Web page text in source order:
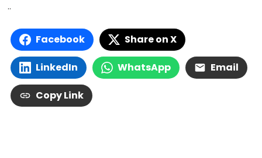
..
Facebook Share on X
LinkedIn WhatsApp Email
Copy Link